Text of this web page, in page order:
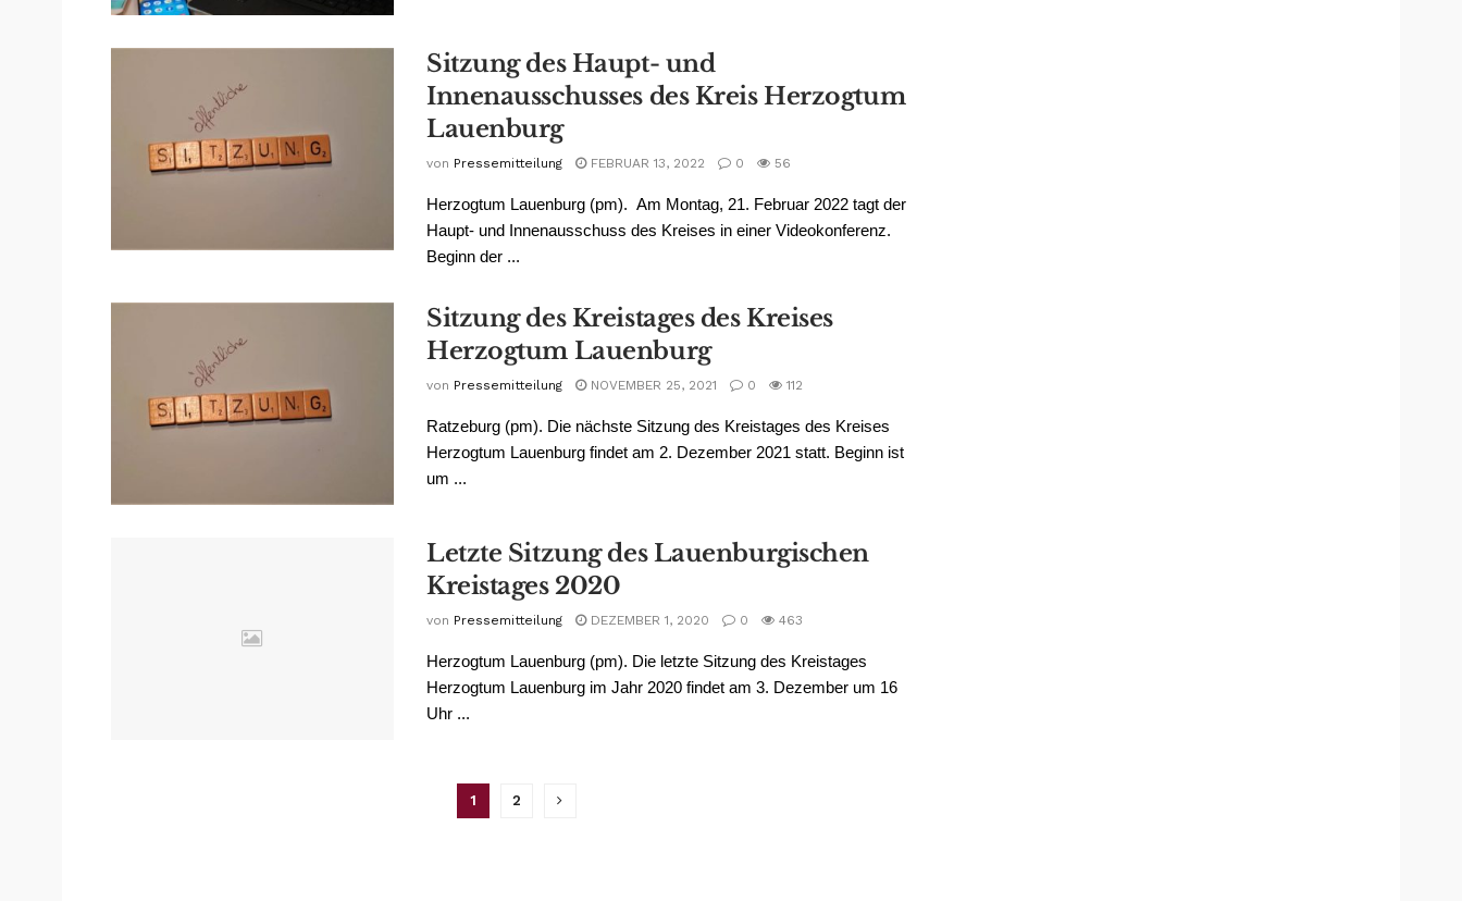
Sitzung des Haupt- und
Innenausschusses des Kreis Herzogtum
Lauenburg
von Pressemitteilung FEBRUAR 13, 2022 0 56
Herzogtum Lauenburg (pm). Am Montag, 21. Februar 2022 tagt der
Haupt- und Innenausschuss des Kreises in einer Videokonferenz.
Beginn der ...
Sitzung des Kreistages des Kreises
Herzogtum Lauenburg
von Pressemitteilung NOVEMBER 25, 2021 0 112
Ratzeburg (pm). Die nächste Sitzung des Kreistages des Kreises
Herzogtum Lauenburg findet am 2. Dezember 2021 statt. Beginn ist
um ...
Letzte Sitzung des Lauenburgischen
Kreistages 2020
von Pressemitteilung DEZEMBER 1, 2020 0 463
Herzogtum Lauenburg (pm). Die letzte Sitzung des Kreistages
Herzogtum Lauenburg im Jahr 2020 findet am 3. Dezember um 16
Uhr ...
1 2